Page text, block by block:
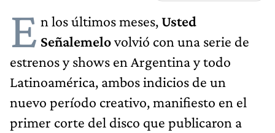
E n los últimos meses,Usted
Señalemelovolvió con una serie de
estrenos y shows en Argentina y todo
Latinoamérica, ambos indicios de un
nuevo período creativo, manifiesto en el
primer corte del disco que publicaron a